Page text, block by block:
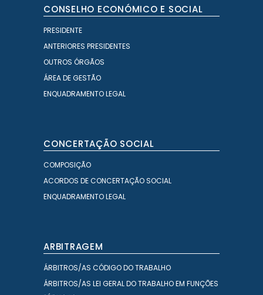
CONSELHO ECONÓMICO E SOCIAL
PRESIDENTE
ANTERIORES PRESIDENTES
OUTROS ÓRGÃOS
ÁREA DE GESTÃO
ENQUADRAMENTO LEGAL
CONCERTAÇÃO SOCIAL
COMPOSIÇÃO
ACORDOS DE CONCERTAÇÃO SOCIAL
ENQUADRAMENTO LEGAL
ARBITRAGEM
ÁRBITROS/AS CÓDIGO DO TRABALHO
ÁRBITROS/AS LEI GERAL DO TRABALHO EM FUNÇÕES